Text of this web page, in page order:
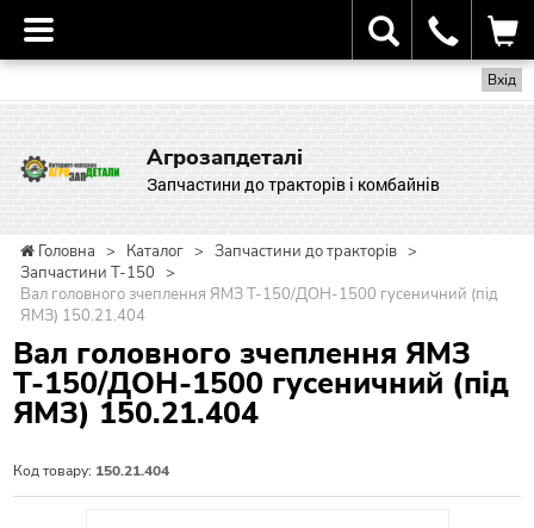
Вхід
Агрозапдеталі
Запчастини до тракторів і комбайнів
Головна > Каталог > Запчастини до тракторів >
Запчастини Т-150 >
Вал головного зчеплення ЯМЗ Т-150/ДОН-1500 гусеничний (під
ЯМЗ) 150.21.404
Вал головного зчеплення ЯМЗ
Т-150/ДОН-1500 гусеничний (під
ЯМЗ) 150.21.404
Код товару: 150.21.404